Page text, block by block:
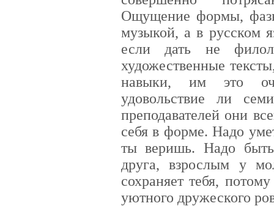
Ощущение формы,
музыкой, а в русском
если дать не
художественные
навыки, им это
удовольствие ли
преподавателей они
себя в форме. Надо
ты веришь. Надо
друга, взрослым у
сохраняет тебя,
уютного дружеского